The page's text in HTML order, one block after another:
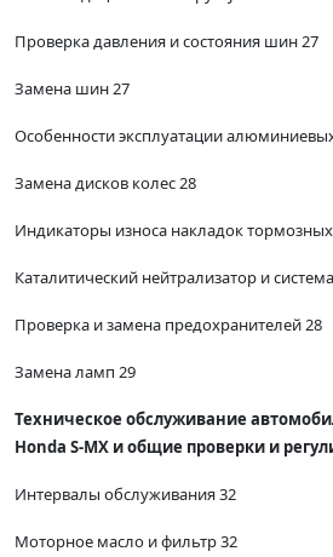
Проверка давления и состояния шин 27
Замена шин 27
Особенности эксплуатации
Замена дисков колес 28
Индикаторы износа накладок
Каталитический нейтрализатор и
Проверка и замена предохранителей 28
Замена ламп 29
Техническое обслуживание
Honda S-MX и общие проверки и
Интервалы обслуживания 32
Моторное масло и фильтр 32